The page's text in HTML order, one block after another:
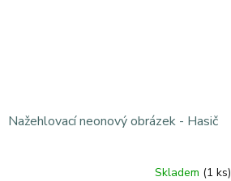
Nažehlovací neonový obrázek - Hasič
Skladem (1 ks)